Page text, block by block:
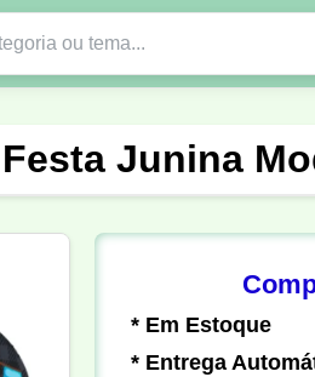
Biologia Geografia
Junina
* Em Estoque
* Entrega